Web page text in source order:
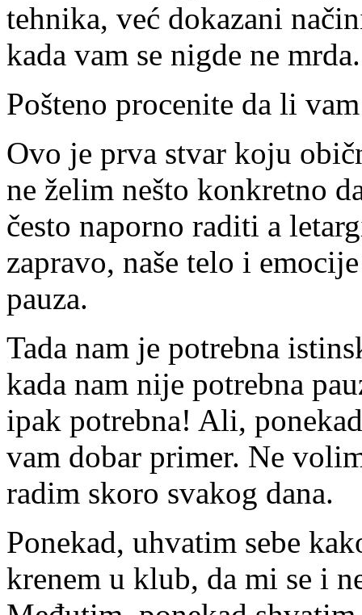
tehnika, već dokazani
kada vam se nigde ne mrda.
Pošteno procenite da li
Ovo je prva stvar koju
ne želim nešto konkretno
često naporno raditi a
zapravo, naše telo i
pauza.
Tada nam je potrebna
kada nam nije potrebna
ipak potrebna! Ali,
vam dobar primer. Ne
radim skoro svakog dana.
Ponekad, uhvatim sebe
krenem u klub, da mi se i